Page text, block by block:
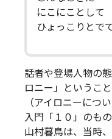
にこにことして
ひょっこりとで
話者や登場人物の
ロニー」ということ
（アイロニーにつ
入門「１０」のも
山村暮鳥は、当時